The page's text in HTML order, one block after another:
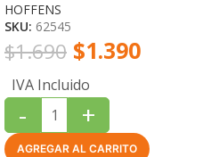
HOFFENS
HOFFENS
SKU: 62545
$1.690 $1.390
IVA Incluido
- +
AGREGAR AL CARRITO